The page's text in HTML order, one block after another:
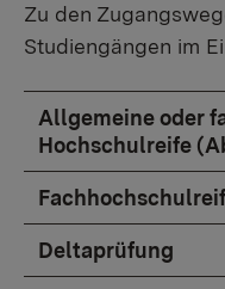
Zu den
Studiengängen im
Allgemeine oder
Hochschulreife
Deltaprüfung